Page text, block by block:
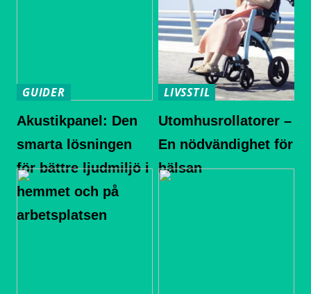
GUIDER
Akustikpanel: Den
smarta lösningen
för bättre ljudmiljö i
hemmet och på
arbetsplatsen
LIVSSTIL
Utomhusrollatorer –
En nödvändighet för
hälsan